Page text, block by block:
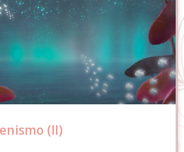
(II)